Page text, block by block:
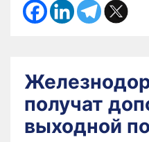
получат
выходной